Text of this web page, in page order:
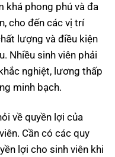
khá phong phú và đa
cho đến các vị trí
lượng và điều kiện
Nhiều sinh viên phải
nghiệt, lương thấp
minh bạch.
về quyền lợi của
Cần có các quy
lợi cho sinh viên khi